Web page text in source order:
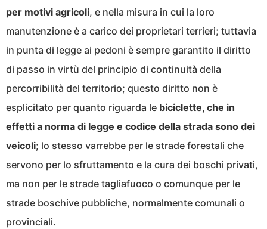
per motivi agricoli, e nella misura in cui la loro
manutenzione è a carico dei proprietari terrieri; tuttavia
in punta di legge ai pedoni è sempre garantito il diritto
di passo in virtù del principio di continuità della
percorribilità del territorio; questo diritto non è
esplicitato per quanto riguarda le biciclette, che in
effetti a norma di legge e codice della strada sono dei
veicoli; lo stesso varrebbe per le strade forestali che
servono per lo sfruttamento e la cura dei boschi privati,
ma non per le strade tagliafuoco o comunque per le
strade boschive pubbliche, normalmente comunali o
provinciali.